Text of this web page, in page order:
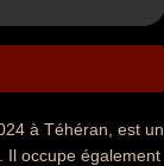
à Téhéran, est un
Il occupe également